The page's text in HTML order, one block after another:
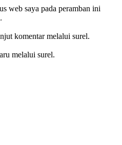
web saya pada peramban ini
komentar melalui surel.
melalui surel.